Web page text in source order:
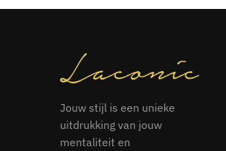
Jouw stijl is een unieke
uitdrukking van jouw
mentaliteit en